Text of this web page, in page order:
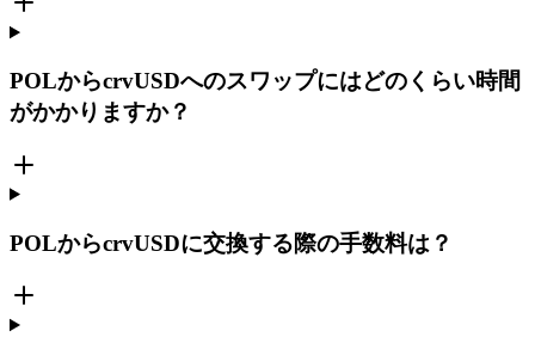
POLからcrvUSDへのスワップにはどのくらい時間
がかかりますか？
POLからcrvUSDに交換する際の手数料は？